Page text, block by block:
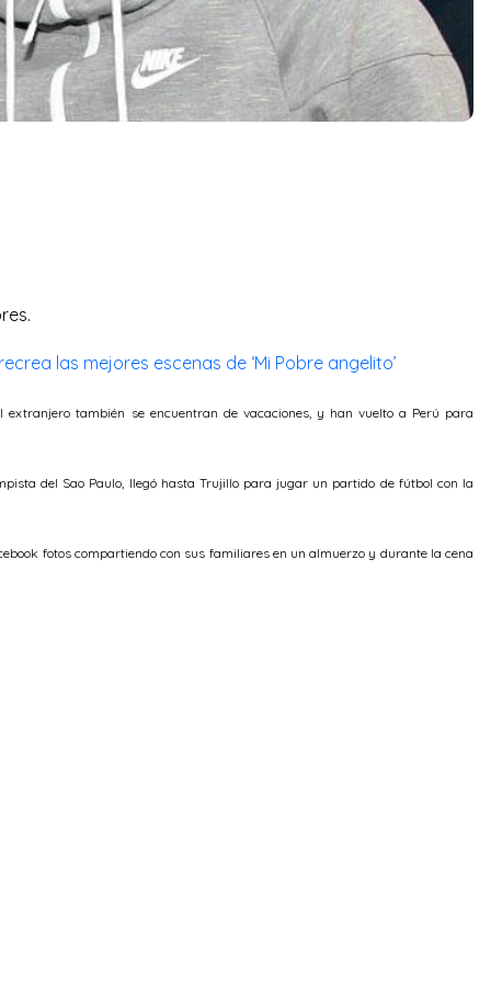
las mejores escenas de ‘Mi Pobre angelito’
también se encuentran de vacaciones, y han vuelto a Perú para
del Sao Paulo, llegó hasta Trujillo para jugar un partido de fútbol con la
fotos compartiendo con sus familiares en un almuerzo y durante la cena